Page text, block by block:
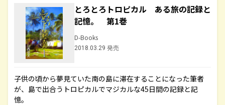
とろとろトロピカル ある旅の記録と
記憶。 第1巻
D-Books
2018.03.29 発売
子供の頃から夢見ていた南の島に滞在することになった筆者
が、島で出合うトロピカルでマジカルな45日間の記録と記
憶。